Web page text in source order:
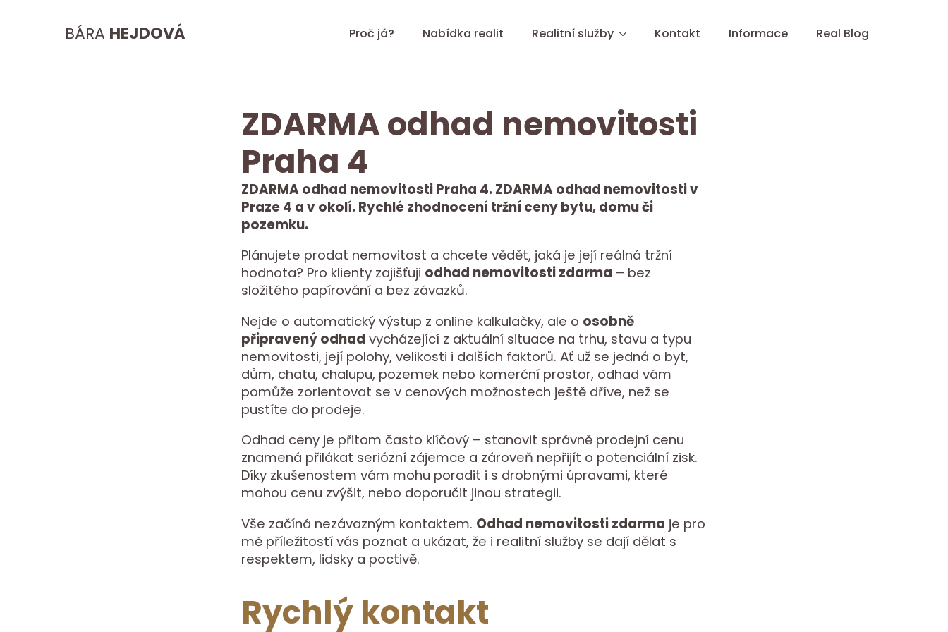
BÁRA HEJDOVÁ Proč já? Nabídka realit Realitní služby Kontakt Informace Real Blog
ZDARMA odhad nemovitosti
Praha 4
ZDARMA odhad nemovitosti Praha 4. ZDARMA odhad nemovitosti v
Praze 4 a v okolí. Rychlé zhodnocení tržní ceny bytu, domu či
pozemku.
Plánujete prodat nemovitost a chcete vědět, jaká je její reálná tržní
hodnota? Pro klienty zajišťuji odhad nemovitosti zdarma – bez
složitého papírování a bez závazků.
Nejde o automatický výstup z online kalkulačky, ale o osobně
připravený odhad vycházející z aktuální situace na trhu, stavu a typu
nemovitosti, její polohy, velikosti i dalších faktorů. Ať už se jedná o byt,
dům, chatu, chalupu, pozemek nebo komerční prostor, odhad vám
pomůže zorientovat se v cenových možnostech ještě dříve, než se
pustíte do prodeje.
Odhad ceny je přitom často klíčový – stanovit správně prodejní cenu
znamená přilákat seriózní zájemce a zároveň nepřijít o potenciální zisk.
Díky zkušenostem vám mohu poradit i s drobnými úpravami, které
mohou cenu zvýšit, nebo doporučit jinou strategii.
Vše začíná nezávazným kontaktem. Odhad nemovitosti zdarma je pro
mě příležitostí vás poznat a ukázat, že i realitní služby se dají dělat s
respektem, lidsky a poctivě.
Rychlý kontakt